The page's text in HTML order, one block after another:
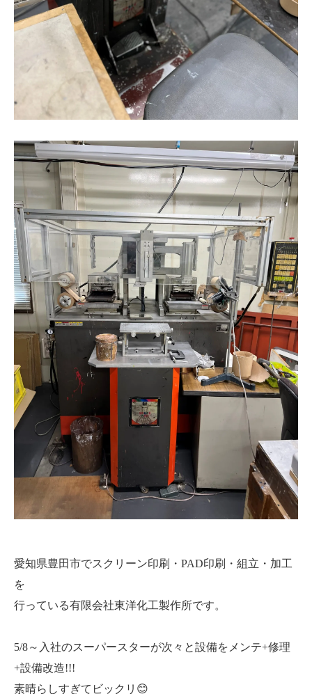
愛知県豊田市でスクリーン印刷・PAD印刷・組立・加工
を
行っている有限会社東洋化工製作所です。
5/8～入社のスーパースターが次々と設備をメンテ+修理
+設備改造!!!
素晴らしすぎてビックリ😊